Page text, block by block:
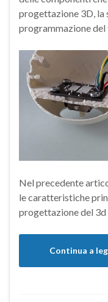
progettazione 3D, la
programmazione
Nel precedente
le caratteristiche
progettazione del 3d
Continua a